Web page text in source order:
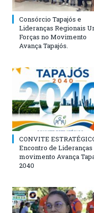
Consórcio Tapajós e
Lideranças Regionais
Forças no Movimento
Avança Tapajós.
CONVITE
Encontro de Lideranças
movimento Avança
2040